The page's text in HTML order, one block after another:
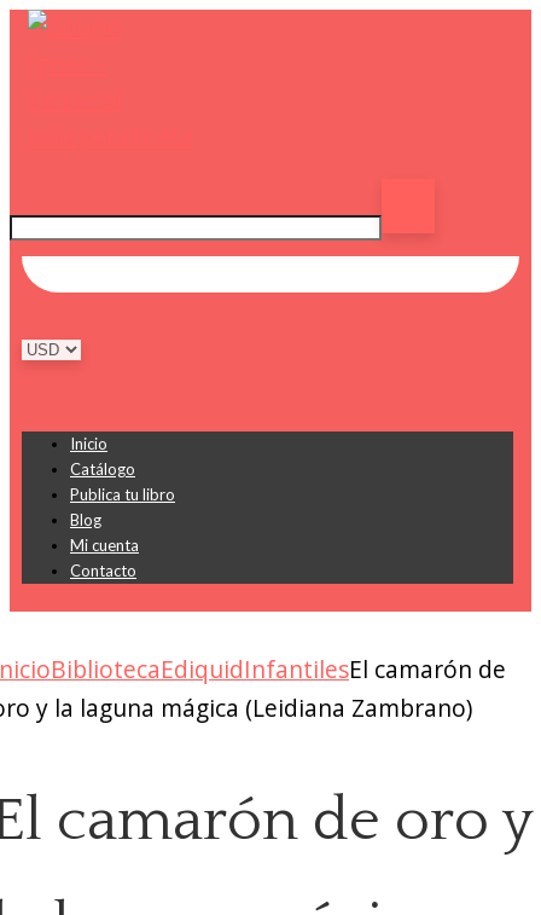
Inicio
Catálogo
Publica tu libro
Blog
Mi cuenta
Contacto
BibliotecaEdiquidInfantilesEl camarón de
y la laguna mágica (Leidiana Zambrano)
camarón de oro y